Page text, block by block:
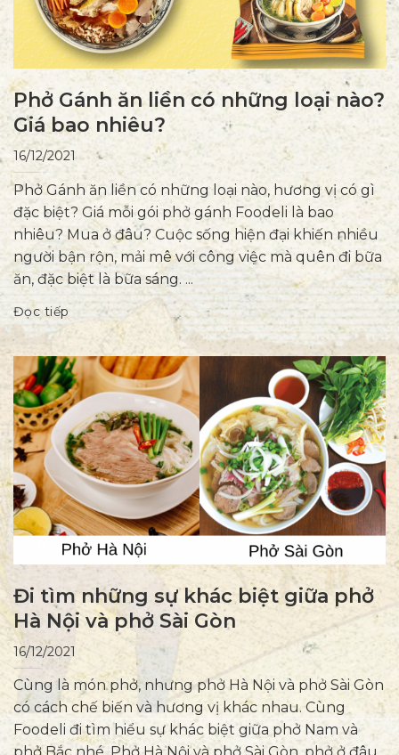
Phở Gánh ăn liền có những loại nào?
Giá bao nhiêu?
16/12/2021
Phở Gánh ăn liền có những loại nào, hương vị có gì
đặc biệt? Giá mỗi gói phở gánh Foodeli là bao
nhiêu? Mua ở đâu? Cuộc sống hiện đại khiến nhiều
người bận rộn, mải mê với công việc mà quên đi bữa
ăn, đặc biệt là bữa sáng. ...
Đọc tiếp
Đi tìm những sự khác biệt giữa phở
Hà Nội và phở Sài Gòn
16/12/2021
Cùng là món phở, nhưng phở Hà Nội và phở Sài Gòn
có cách chế biến và hương vị khác nhau. Cùng
Foodeli đi tìm hiểu sự khác biệt giữa phở Nam và